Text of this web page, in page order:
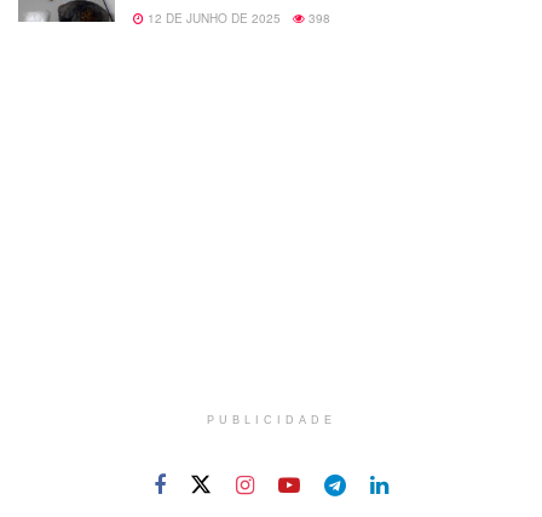
12 DE JUNHO DE 2025 398
PUBLICIDADE